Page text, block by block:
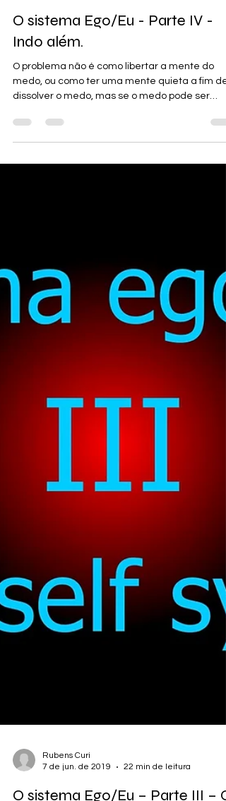
O sistema Ego/Eu - Parte IV -
Indo além.
O problema não é como libertar a mente do
medo, ou como ter uma mente quieta a fim de
dissolver o medo, mas se o medo pode ser
Rubens Curi